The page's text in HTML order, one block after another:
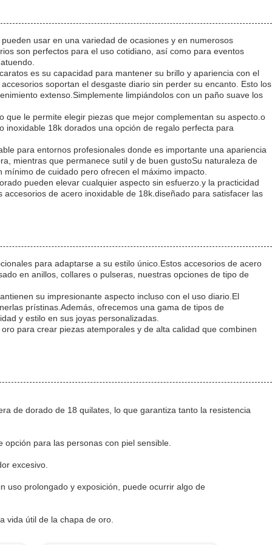
usar en una variedad de ocasiones y en numerosos
son perfectos para el uso cotidiano, así como para eventos
es su capacidad para mantener su brillo y apariencia con el
soportan el desgaste diario sin perder su encanto. Esto los
extenso.Simplemente limpiándolos con un paño suave los
le permite elegir piezas que mejor complementan su aspecto.o
18k dorados una opción de regalo perfecta para
para entornos profesionales donde es importante una apariencia
mientras que permanece sutil y de buen gustoSu naturaleza de
de cuidado pero ofrecen el máximo impacto.
pueden elevar cualquier aspecto sin esfuerzo.y la practicidad
de acero inoxidable de 18k.diseñado para satisfacer las
para adaptarse a su estilo único.Estos accesorios de acero
en anillos, collares o pulseras, nuestras opciones de tipo de
su impresionante aspecto incluso con el uso diario.El
prístinas.Además, ofrecemos una gama de tipos de
y estilo en sus joyas personalizadas.
para crear piezas atemporales y de alta calidad que combinen
de dorado de 18 quilates, lo que garantiza tanto la resistencia
para las personas con piel sensible.
excesivo.
uso prolongado y exposición, puede ocurrir algo de
vida útil de la chapa de oro.